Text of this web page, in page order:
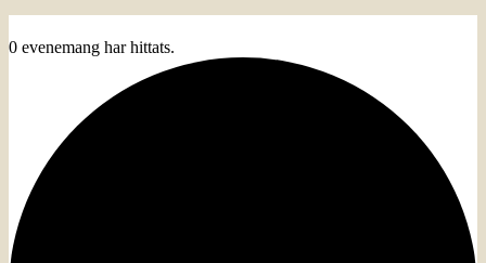
0 evenemang har hittats.